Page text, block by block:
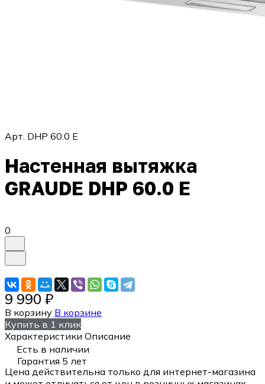
Арт. DHP 60.0 E
Настенная вытяжка
GRAUDE DHP 60.0 E
0
9 990 ₽
В корзину В корзине
Купить в 1 клик
Характеристики Описание
Есть в наличии
Гарантия 5 лет
Цена действительна только для интернет-магазина